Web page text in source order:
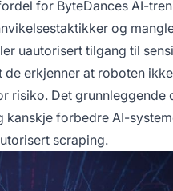
for ByteDances AI-
og
uautorisert tilgang til
erkjenner at roboten
risiko. Det
forbedre AI-
scraping.